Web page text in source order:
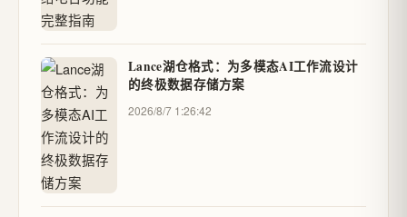
Lance湖仓格式：为多模态AI工作流设计
的终极数据存储方案
2026/8/7 1:26:42